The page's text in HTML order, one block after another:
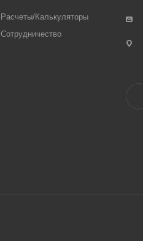
Расчеты/Калькуляторы
Сотрудничество